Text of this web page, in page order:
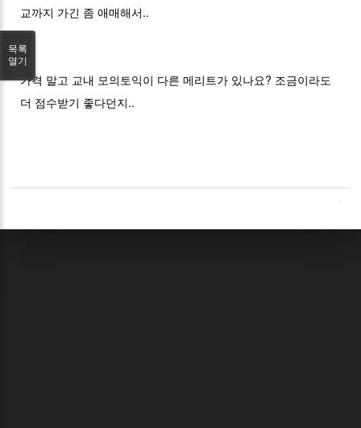
교까지 가긴 좀 애매해서..
가격 말고 교내 모의토익이 다른 메리트가 있나요? 조금이라도
더 점수받기 좋다던지..
목록
열기